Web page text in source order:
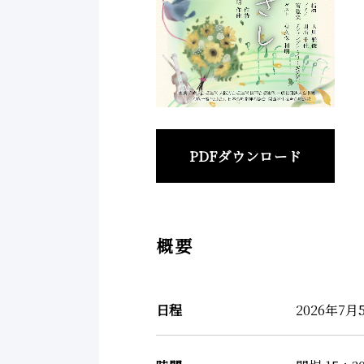
PDFダウンロード
概要
日程 2026年7月